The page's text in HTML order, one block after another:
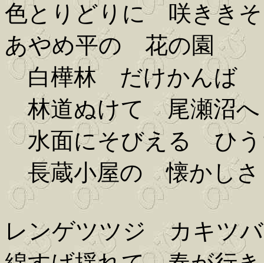
色とりどりに 咲きき
あやめ平の 花の園
白樺林 だけかんば
林道ぬけて 尾瀬沼へ
水面にそびえる ひう
長蔵小屋の 懐かしさ
レンゲツツジ カキツ